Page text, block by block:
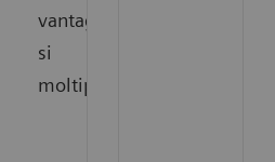
vantaggi
si
moltiplicano.